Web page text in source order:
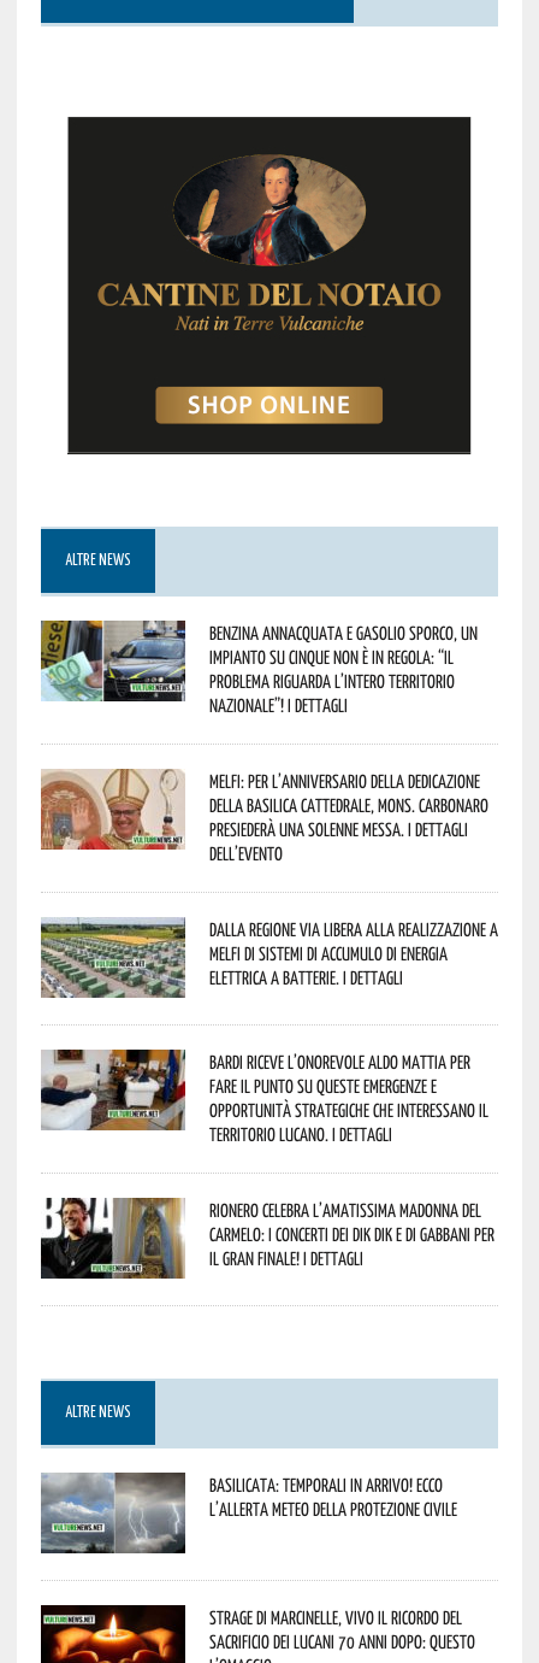
ALTRE NEWS
Benzina annacquata e gasolio sporco, un
impianto su cinque non è in regola: “il
problema riguarda l’intero territorio
Nazionale”! I dettagli
Melfi: per l’anniversario della Dedicazione
della Basilica Cattedrale, Mons. Carbonaro
presiederà una solenne messa. I dettagli
dell’evento
Dalla Regione via libera alla realizzazione a
Melfi di sistemi di accumulo di energia
elettrica a batterie. I dettagli
Bardi riceve l’onorevole Aldo Mattia per
fare il punto su queste emergenze e
opportunità strategiche che interessano il
territorio lucano. I dettagli
Rionero celebra l’amatissima Madonna del
Carmelo: i concerti dei DIK DIK e di Gabbani per
il gran finale! I dettagli
ALTRE NEWS
Basilicata: temporali in arrivo! Ecco
l’allerta meteo della Protezione civile
Strage di Marcinelle, vivo il ricordo del
sacrificio dei lucani 70 anni dopo: questo